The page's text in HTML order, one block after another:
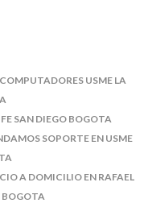
USME LA
SAN DIEGO BOGOTA
SOPORTE EN USME
A DOMICILIO EN RAFAEL
BOGOTA